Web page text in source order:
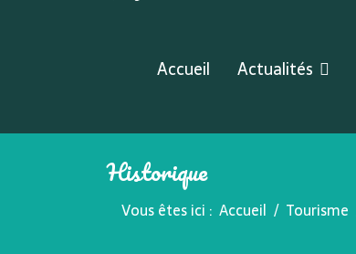
Accueil Actualités
Historique
Vous êtes ici : Accueil Tourisme